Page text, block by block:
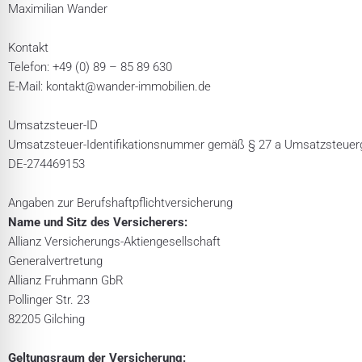
Maximilian Wander
Kontakt
Telefon: +49 (0) 89 – 85 89 630
E-Mail: kontakt@wander-immobilien.de
Umsatzsteuer-ID
Umsatzsteuer-Identifikationsnummer gemäß § 27 a
DE-274469153
Angaben zur Berufs­haftpflicht­versicherung
Name und Sitz des Versicherers:
Allianz Versicherungs-Aktiengesellschaft
Generalvertretung
Allianz Fruhmann GbR
Pollinger Str. 23
82205 Gilching
Geltungsraum der Versicherung: